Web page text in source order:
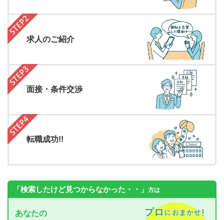
求人のご紹介
面接・条件交渉
転職成功!!
「検索したけど見つからなかった・・」 方は
あなたの